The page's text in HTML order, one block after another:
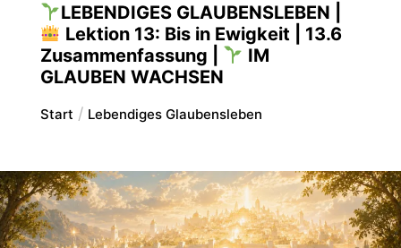
LEBENDIGES GLAUBENSLEBEN |
Lektion 13: Bis in Ewigkeit | 13.6
Zusammenfassung |
IM
GLAUBEN WACHSEN
Start Lebendiges Glaubensleben